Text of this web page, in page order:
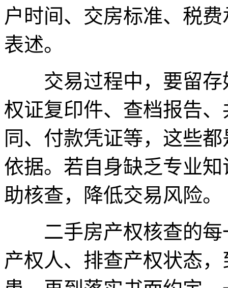
户时间、交房标准、税
表述。
交易过程中，要留存
权证复印件、查档报告
同、付款凭证等，这些
依据。若自身缺乏专业
助核查，降低交易风险。
二手房产权核查的每
产权人、排查产权状态